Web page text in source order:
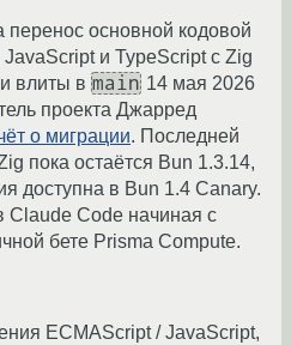
основной кодовой
и TypeScript с Zig
влиты в main 14 мая 2026
проекта Джарред
о миграции. Последней
пока остаётся Bun 1.3.14,
доступна в Bun 1.4 Canary.
Claude Code начиная с
бете Prisma Compute.
ECMAScript / JavaScript,